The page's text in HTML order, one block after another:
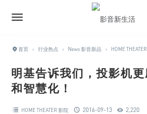
首页 › 行业热点 › News 影音新品 › HOME
明基告诉我们，投影机
和智慧化！
HOME THEATER 影院 2016-09-13 2,220